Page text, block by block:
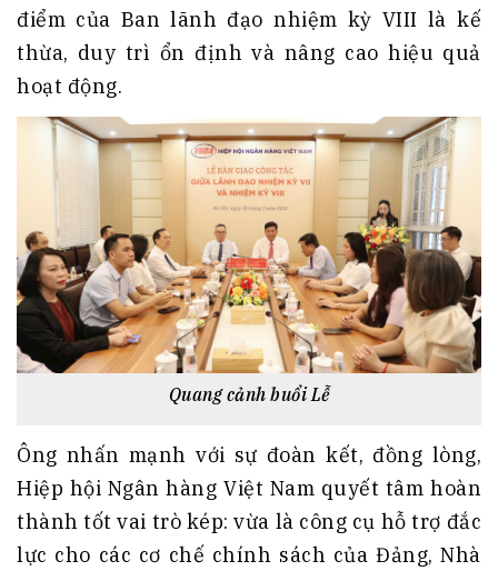
điểm của Ban lãnh đạo nhiệm kỳ VIII là kế
thừa, duy trì ổn định và nâng cao hiệu quả
hoạt động.
Quang cảnh buổi Lễ
Ông nhấn mạnh với sự đoàn kết, đồng lòng,
Hiệp hội Ngân hàng Việt Nam quyết tâm hoàn
thành tốt vai trò kép: vừa là công cụ hỗ trợ đắc
lực cho các cơ chế chính sách của Đảng, Nhà